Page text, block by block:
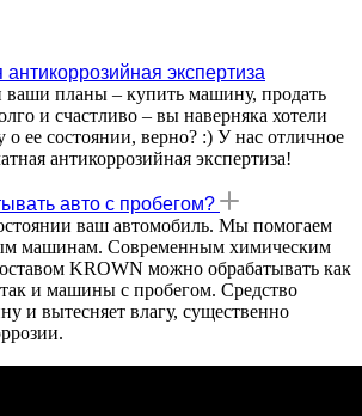
экспертиза
планы – купить машину, продать
и счастливо – вы наверняка хотели
о ее состоянии, верно? :) У нас отличное
антикоррозийная экспертиза!
авто с пробегом?
ваш автомобиль. Мы помогаем
машинам. Современным химическим
KROWN можно обрабатывать как
и машины с пробегом. Средство
и вытесняет влагу, существенно